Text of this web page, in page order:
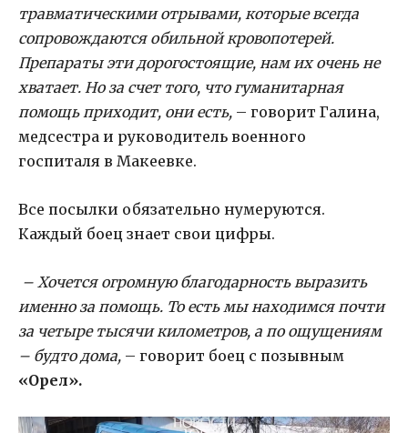
травматическими отрывами, которые всегда
сопровождаются обильной кровопотерей.
Препараты эти дорогостоящие, нам их очень не
хватает. Но за счет того, что гуманитарная
помощь приходит, они есть, – говорит Галина,
медсестра и руководитель военного
госпиталя в Макеевке.
Все посылки обязательно нумеруются.
Каждый боец знает свои цифры.
– Хочется огромную благодарность выразить
именно за помощь. То есть мы находимся почти
за четыре тысячи километров, а по ощущениям
– будто дома, – говорит боец с позывным
«Орел».